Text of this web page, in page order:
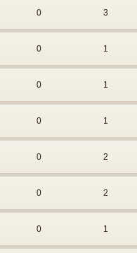
0 3
0 1
0 1
0 1
0 2
0 2
0 1